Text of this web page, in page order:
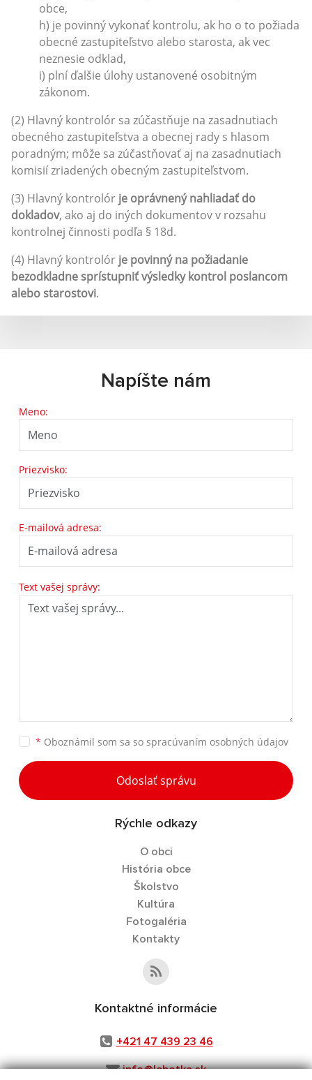
obce,
h) je povinný vykonať kontrolu, ak ho o to požiada
obecné zastupiteľstvo alebo starosta, ak vec
neznesie odklad,
i) plní ďalšie úlohy ustanovené osobitným
zákonom.
(2) Hlavný kontrolór sa zúčastňuje na zasadnutiach
obecného zastupiteľstva a obecnej rady s hlasom
poradným; môže sa zúčastňovať aj na zasadnutiach
komisií zriadených obecným zastupiteľstvom.
(3) Hlavný kontrolór je oprávnený nahliadať do
dokladov, ako aj do iných dokumentov v rozsahu
kontrolnej činnosti podľa § 18d.
(4) Hlavný kontrolór je povinný na požiadanie
bezodkladne sprístupniť výsledky kontrol poslancom
alebo starostovi.
Napíšte nám
Meno:
Priezvisko:
E-mailová adresa:
Text vašej správy:
* Oboznámil som sa so spracúvaním osobných údajov
Odoslať správu
Rýchle odkazy
O obci
História obce
Školstvo
Kultúra
Fotogaléria
Kontakty
Kontaktné informácie
+421 47 439 23 46
info@lehotka.sk